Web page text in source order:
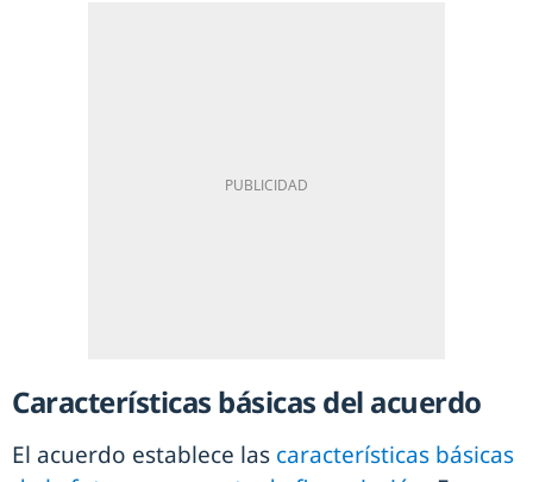
Características básicas del acuerdo
El acuerdo establece las características básicas